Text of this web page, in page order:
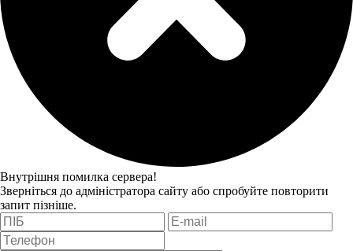
Внутрішня помилка сервера!
Зверніться до адміністратора сайту або спробуйте повторити
запит пізніше.